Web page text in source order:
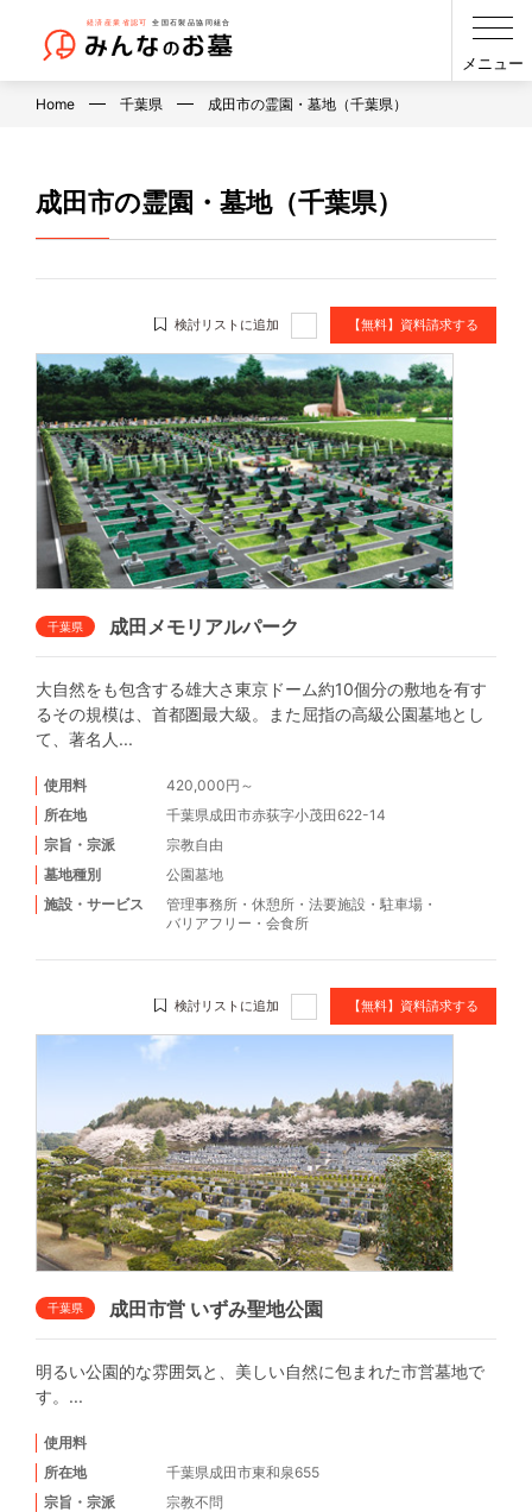
メニュー
Home 千葉県 成田市の霊園・墓地（千葉県）
成田市の霊園・墓地（千葉県）
検討リストに追加 【無料】資料請求する
千葉県 成田メモリアルパーク
大自然をも包含する雄大さ東京ドーム約10個分の敷地を有す
るその規模は、首都圏最大級。また屈指の高級公園墓地とし
て、著名人...
使用料
420,000円～
所在地
千葉県成田市赤荻字小茂田622-14
宗旨・宗派
宗教自由
墓地種別
公園墓地
施設・サービス
管理事務所 ・ 休憩所 ・ 法要施設 ・ 駐車場 ・
バリアフリー ・ 会食所
検討リストに追加 【無料】資料請求する
千葉県 成田市営 いずみ聖地公園
明るい公園的な雰囲気と、美しい自然に包まれた市営墓地で
す。...
使用料
所在地
千葉県成田市東和泉655
宗旨・宗派
宗教不問